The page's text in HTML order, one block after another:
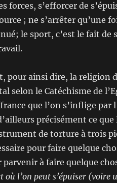
forces, s’efforcer de
; ne s’arrêter qu’une
le sport, c’est le fait de
pour ainsi dire, la religion
selon le Catéchisme de
que l’on s’inflige par
précisément ce que
de torture à trois
pour faire quelque
parvenir à faire quelque
où l’on peut s’épuiser